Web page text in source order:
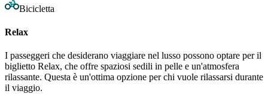
Bicicletta
Relax
I passeggeri che desiderano viaggiare nel lusso possono optare per il
biglietto Relax, che offre spaziosi sedili in pelle e un'atmosfera
rilassante. Questa è un'ottima opzione per chi vuole rilassarsi durante
il viaggio.